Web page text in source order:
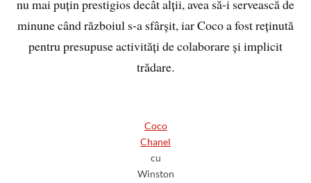
nu mai puțin prestigios decât alții, avea să-i servească de
minune când războiul s-a sfârșit, iar Coco a fost reținută
pentru presupuse activități de colaborare și implicit
trădare.
Coco
Chanel
cu
Winston